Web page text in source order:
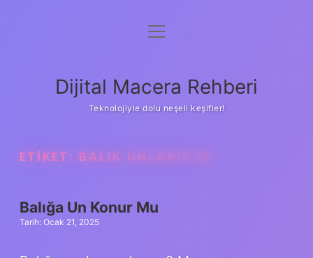
Anasayfa
Yasal Uyarı
menüyü
Dijital Macera Rehberi
Teknolojiyle dolu neşeli keşifler!
ETIKET: BALIK UNLANIR MI
Balığa Un Konur Mu
Tarih: Ocak 21, 2025